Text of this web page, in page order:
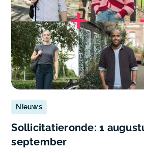
Nieuws
Sollicitatieronde: 1
september